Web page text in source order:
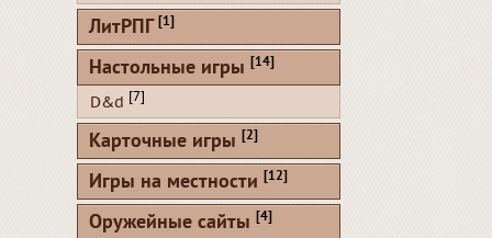
ЛитРПГ [1]
Настольные игры [14]
D&d [7]
Карточные игры [2]
Игры на местности [12]
Оружейные сайты [4]